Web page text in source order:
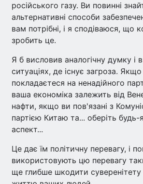
російського газу. Ви повинні
альтернативні способи
вам потрібні, і я сподіваюся, що
зробить це.
Я б висловив аналогічну думку і
ситуаціях, де існує загроза.
покладаєтеся на ненадійного
ваша економіка залежить від
нафти, якщо ви пов'язані з
партією Китаю та... оберіть будь-
аспект...
Це дає їм політичну перевагу, і
використовують цю перевагу
ще глибше шкодити суверенітету